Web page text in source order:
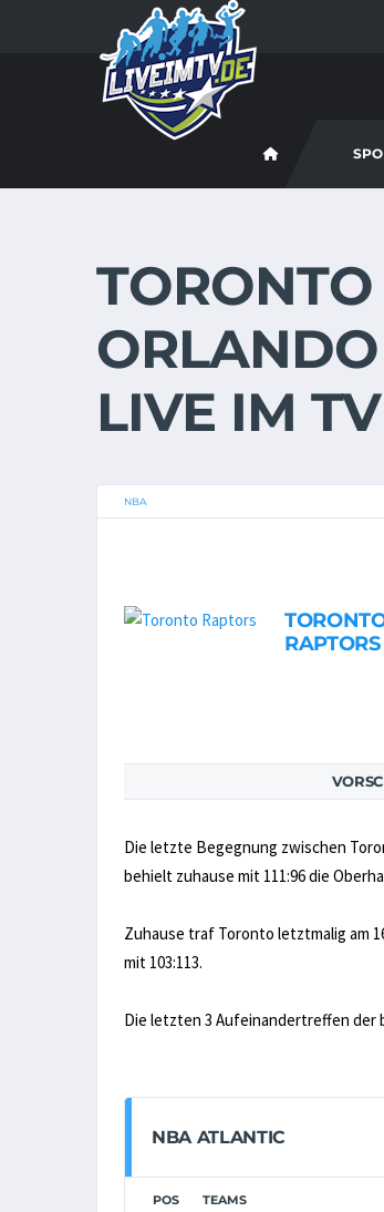
LIVE IM
NBA
RAPTORS
Die letzte Begegnung zwischen
behielt zuhause mit 111:96 die
Zuhause traf Toronto letztmalig am
mit 103:113.
Die letzten 3 Aufeinandertreffen der
NBA ATLANTIC
POS TEAMS